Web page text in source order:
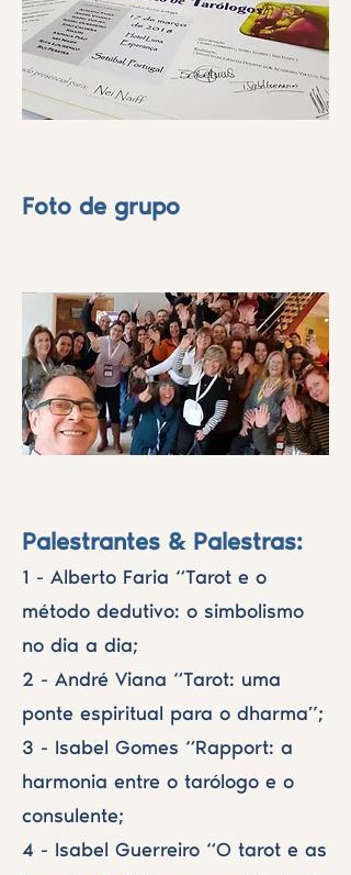
Foto de grupo
Palestrantes & Palestras:
1 - Alberto Faria “Tarot e o
método dedutivo: o simbolismo
no dia a dia;
2 - André Viana “Tarot: uma
ponte espiritual para o dharma”;
3 - Isabel Gomes “Rapport: a
harmonia entre o tarólogo e o
consulente;
4 - Isabel Guerreiro “O tarot e as